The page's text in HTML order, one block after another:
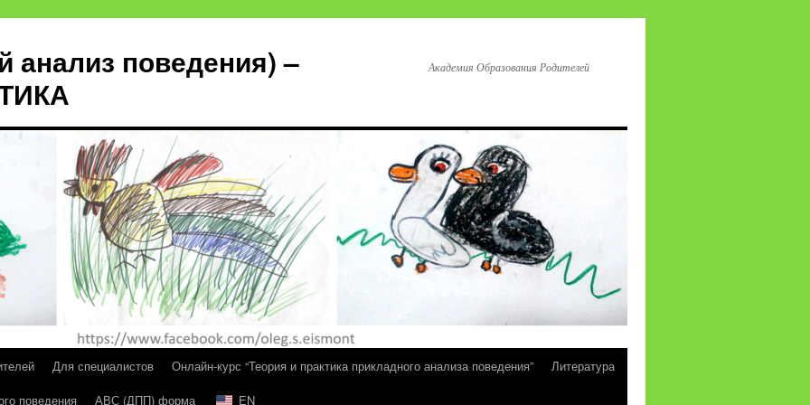
анализ поведения) –
Академия Образования Родителей
Для специалистов Онлайн-курс “Теория и практика прикладного анализа поведения”
Литература
поведения АВС (ДПП) форма EN